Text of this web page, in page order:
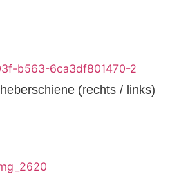
(rechts / links)